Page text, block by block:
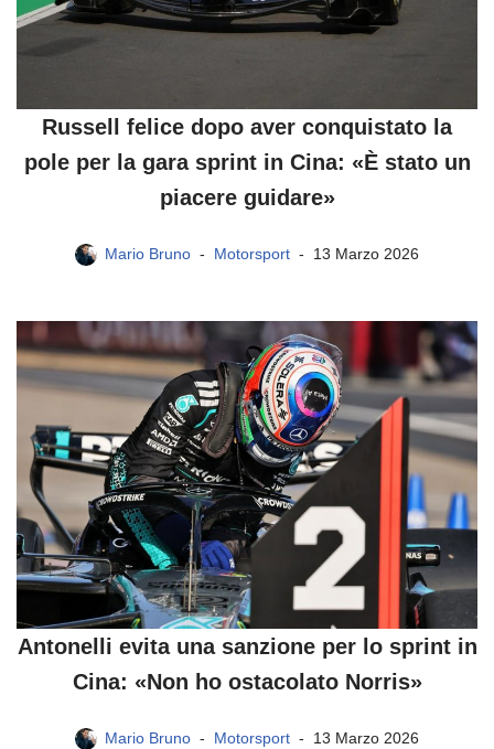
Russell felice dopo aver conquistato la
pole per la gara sprint in Cina: «È stato un
piacere guidare»
Mario Bruno Motorsport 13 Marzo 2026
Antonelli evita una sanzione per lo sprint in
Cina: «Non ho ostacolato Norris»
Mario Bruno Motorsport 13 Marzo 2026